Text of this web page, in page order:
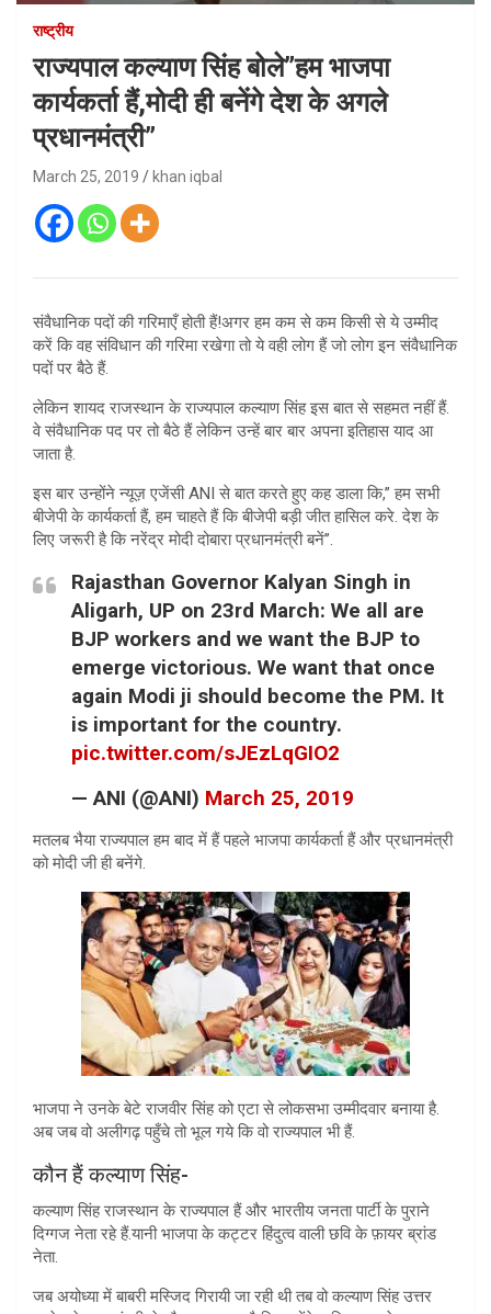
राष्ट्रीय
राज्यपाल कल्याण सिंह बोले”हम भाजपा
कार्यकर्ता हैं,मोदी ही बनेंगे देश के अगले
प्रधानमंत्री”
March 25, 2019 khan iqbal
संवैधानिक पदों की गरिमाएँ होती हैं!अगर हम कम से कम किसी से ये उम्मीद
करें कि वह संविधान की गरिमा रखेगा तो ये वही लोग हैं जो लोग इन संवैधानिक
पदों पर बैठे हैं.
लेकिन शायद राजस्थान के राज्यपाल कल्याण सिंह इस बात से सहमत नहीं हैं.
वे संवैधानिक पद पर तो बैठे हैं लेकिन उन्हें बार बार अपना इतिहास याद आ
जाता है.
इस बार उन्होंने न्यूज़ एजेंसी ANI से बात करते हुए कह डाला कि,’’ हम सभी
बीजेपी के कार्यकर्ता हैं, हम चाहते हैं कि बीजेपी बड़ी जीत हासिल करे. देश के
लिए जरूरी है कि नरेंद्र मोदी दोबारा प्रधानमंत्री बनें’’.
Rajasthan Governor Kalyan Singh in
Aligarh, UP on 23rd March: We all are
BJP workers and we want the BJP to
emerge victorious. We want that once
again Modi ji should become the PM. It
is important for the country.
pic.twitter.com/sJEzLqGIO2
— ANI (@ANI) March 25, 2019
मतलब भैया राज्यपाल हम बाद में हैं पहले भाजपा कार्यकर्ता हैं और प्रधानमंत्री
को मोदी जी ही बनेंगे.
भाजपा ने उनके बेटे राजवीर सिंह को एटा से लोकसभा उम्मीदवार बनाया है.
अब जब वो अलीगढ़ पहुँचे तो भूल गये कि वो राज्यपाल भी हैं.
कौन हैं कल्याण सिंह-
कल्याण सिंह राजस्थान के राज्यपाल हैं और भारतीय जनता पार्टी के पुराने
दिग्गज नेता रहे हैं.यानी भाजपा के कट्टर हिंदुत्व वाली छवि के फ़ायर ब्रांड
नेता.
जब अयोध्या में बाबरी मस्जिद गिरायी जा रही थी तब वो कल्याण सिंह उत्तर